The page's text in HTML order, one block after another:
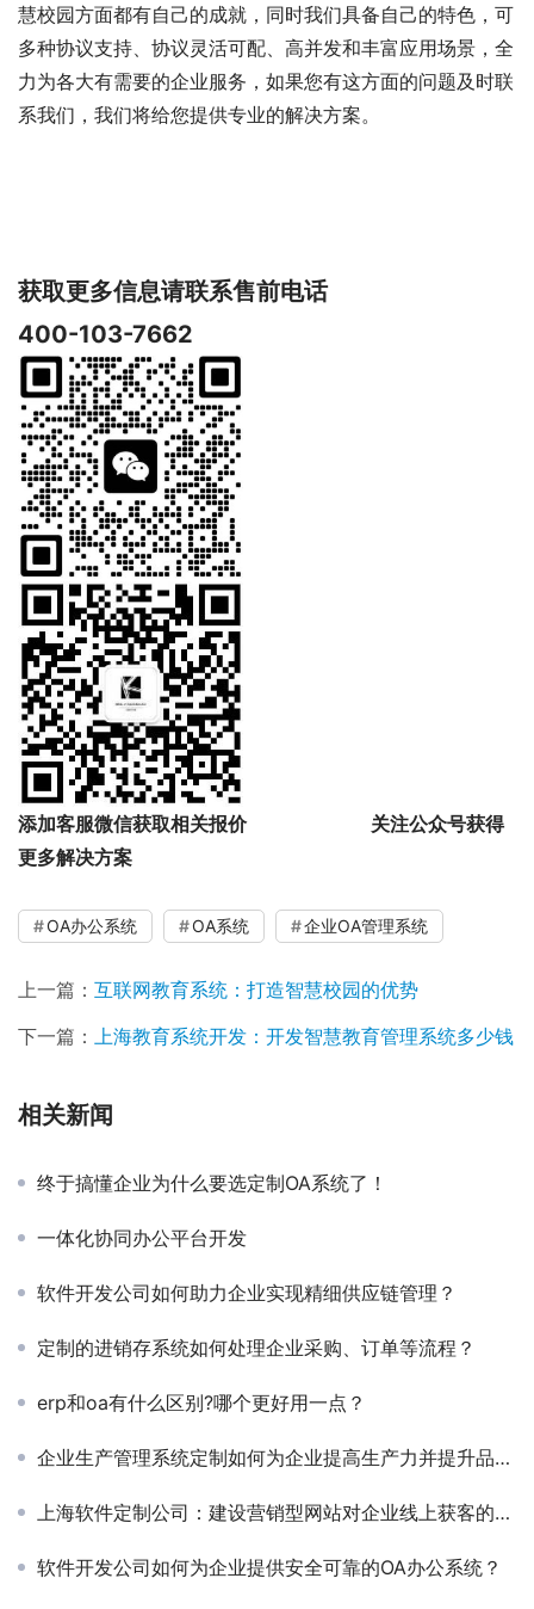
慧校园方面都有自己的成就，同时我们具备自己的特色，可
多种协议支持、协议灵活可配、高并发和丰富应用场景，全
力为各大有需要的企业服务，如果您有这方面的问题及时联
系我们，我们将给您提供专业的解决方案。
获取更多信息请联系售前电话
400-103-7662
添加客服微信获取相关报价
关注公众号获得
更多解决方案
OA办公系统 OA系统 企业OA管理系统
上一篇： 互联网教育系统：打造智慧校园的优势
下一篇：
上海教育系统开发：开发智慧教育管理系统多少钱
相关新闻
终于搞懂企业为什么要选定制OA系统了！
一体化协同办公平台开发
软件开发公司如何助力企业实现精细供应链管理？
定制的进销存系统如何处理企业采购、订单等流程？
erp和oa有什么区别?哪个更好用一点？
企业生产管理系统定制如何为企业提高生产力并提升品质？
上海软件定制公司：建设营销型网站对企业线上获客的重要性
软件开发公司如何为企业提供安全可靠的OA办公系统？